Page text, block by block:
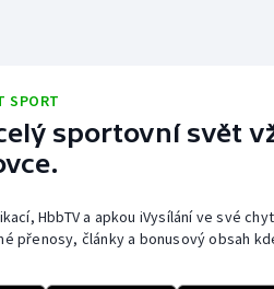
SPORT
sportovní svět
HbbTV a apkou iVysílání ve své
přenosy, články a bonusový obsah